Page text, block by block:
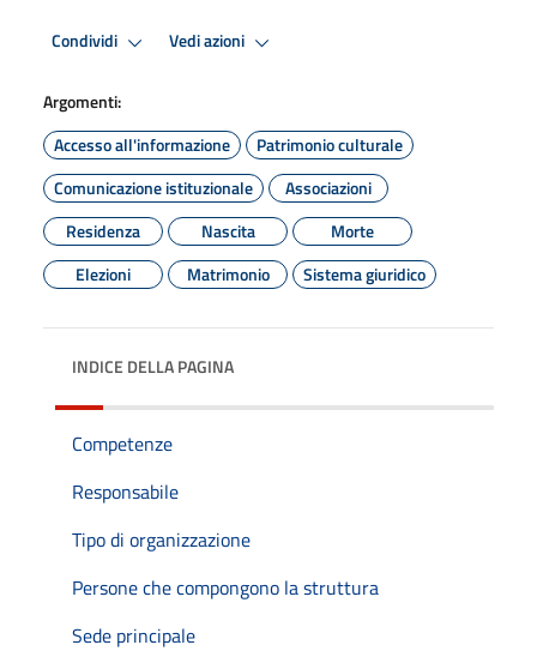
Condividi Vedi azioni
Argomenti:
Accesso all'informazione
Patrimonio culturale
Comunicazione istituzionale
Associazioni
Residenza
Nascita
Morte
Elezioni
Matrimonio Sistema giuridico
INDICE DELLA PAGINA
Competenze
Responsabile
Tipo di organizzazione
Persone che compongono la struttura
Sede principale